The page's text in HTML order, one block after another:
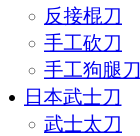
反接棍刀
手工砍刀
手工狗腿刀
日本武士刀
武士太刀